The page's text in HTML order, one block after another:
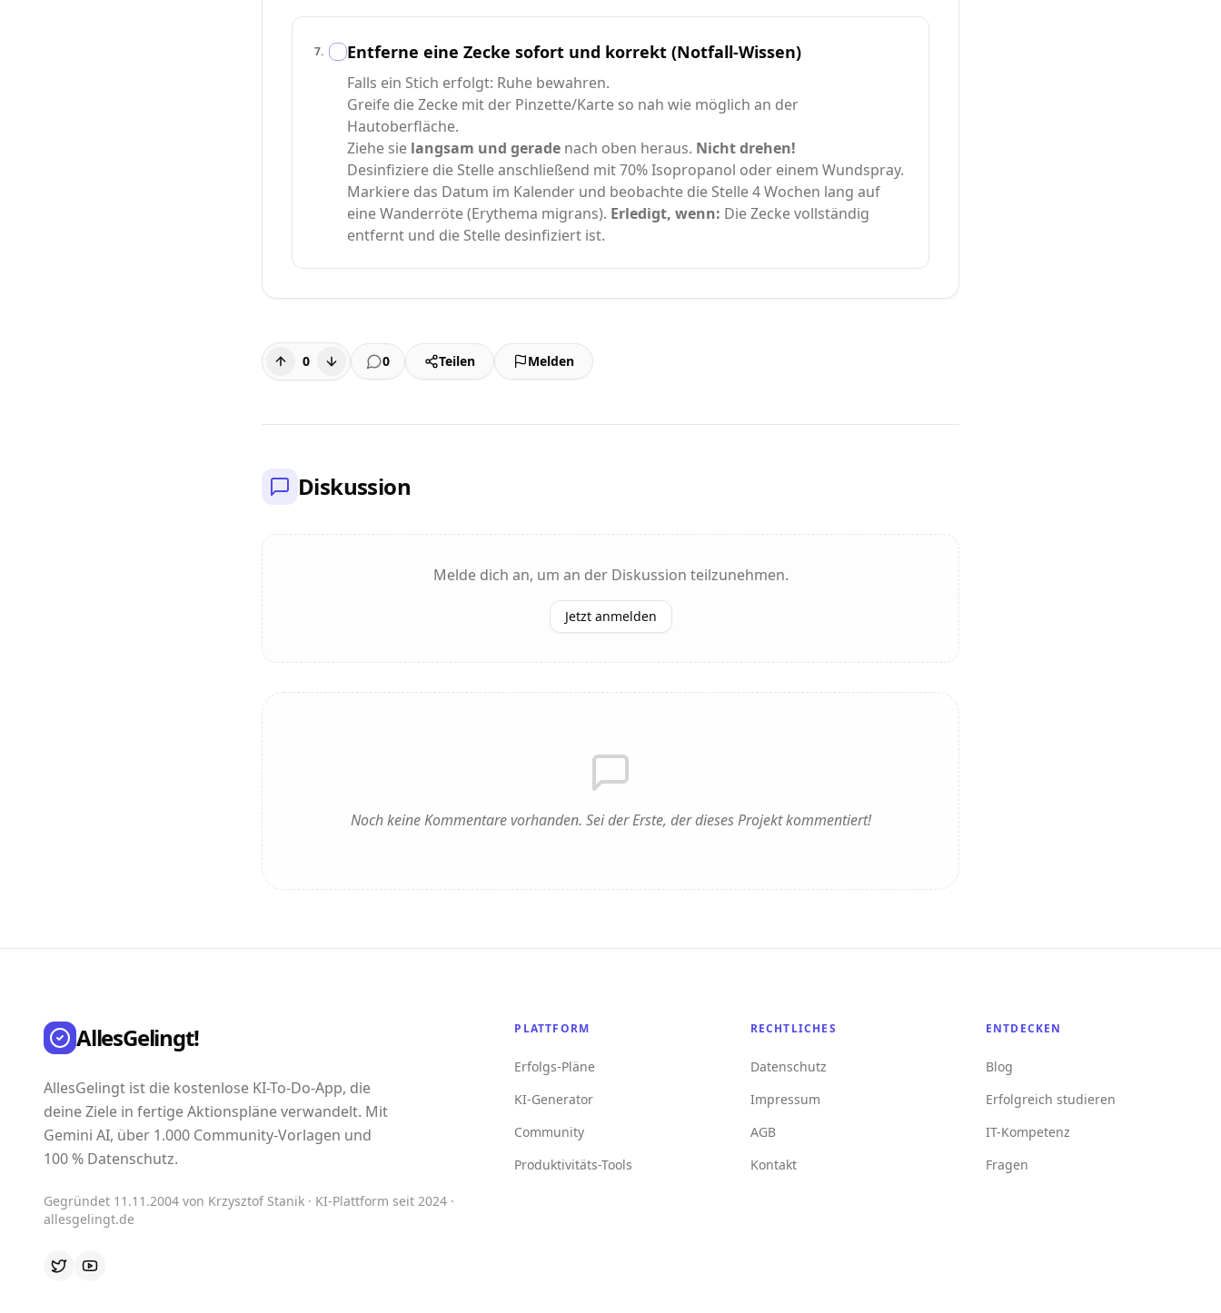
7. Entferne eine Zecke sofort und korrekt (Notfall-Wissen)
Falls ein Stich erfolgt: Ruhe bewahren.
Greife die Zecke mit der Pinzette/Karte so nah wie möglich an der
Hautoberfläche.
Ziehe sie langsam und gerade nach oben heraus. Nicht drehen!
Desinfiziere die Stelle anschließend mit 70% Isopropanol oder einem Wundspray.
Markiere das Datum im Kalender und beobachte die Stelle 4 Wochen lang auf
eine Wanderröte (Erythema migrans). Erledigt, wenn: Die Zecke vollständig
entfernt und die Stelle desinfiziert ist.
0 0 Teilen Melden
Diskussion
Melde dich an, um an der Diskussion teilzunehmen.
Jetzt anmelden
Noch keine Kommentare vorhanden. Sei der Erste, der dieses Projekt kommentiert!
AllesGelingt!
AllesGelingt ist die kostenlose KI-To-Do-App, die
deine Ziele in fertige Aktionspläne verwandelt. Mit
Gemini AI, über 1.000 Community-Vorlagen und
100 % Datenschutz.
Gegründet 11.11.2004 von Krzysztof Stanik · KI-Plattform seit 2024 ·
allesgelingt.de
PLATTFORM
Erfolgs-Pläne
KI-Generator
Community
Produktivitäts-Tools
RECHTLICHES
Datenschutz
Impressum
AGB
Kontakt
ENTDECKEN
Blog
Erfolgreich studieren
IT-Kompetenz
Fragen